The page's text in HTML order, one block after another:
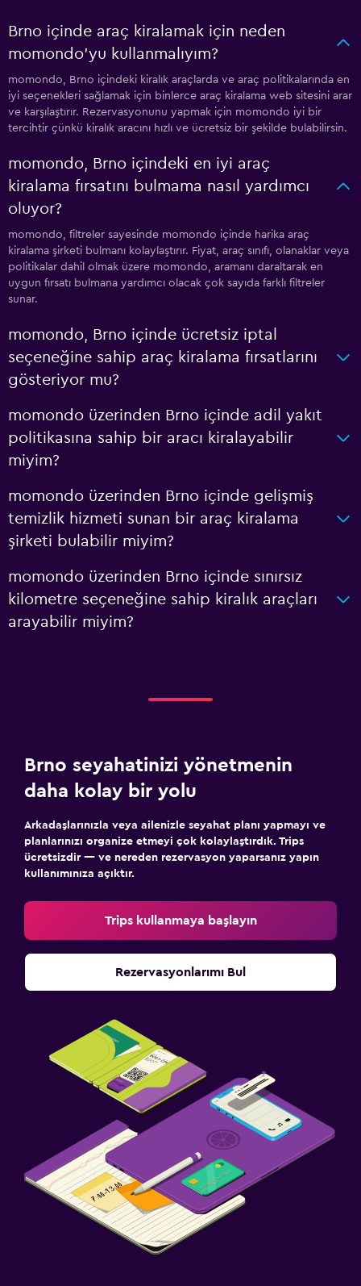
Brno içinde araç kiralamak için neden
momondo'yu kullanmalıyım?
momondo, Brno içindeki kiralık araçlarda ve araç politikalarında en
iyi seçenekleri sağlamak için binlerce araç kiralama web sitesini arar
ve karşılaştırır. Rezervasyonunu yapmak için momondo iyi bir
tercihtir çünkü kiralık aracını hızlı ve ücretsiz bir şekilde bulabilirsin.
momondo, Brno içindeki en iyi araç
kiralama fırsatını bulmama nasıl yardımcı
oluyor?
momondo, filtreler sayesinde momondo içinde harika araç
kiralama şirketi bulmanı kolaylaştırır. Fiyat, araç sınıfı, olanaklar veya
politikalar dahil olmak üzere momondo, aramanı daraltarak en
uygun fırsatı bulmana yardımcı olacak çok sayıda farklı filtreler
sunar.
momondo, Brno içinde ücretsiz iptal
seçeneğine sahip araç kiralama fırsatlarını
gösteriyor mu?
momondo üzerinden Brno içinde adil yakıt
politikasına sahip bir aracı kiralayabilir
miyim?
momondo üzerinden Brno içinde gelişmiş
temizlik hizmeti sunan bir araç kiralama
şirketi bulabilir miyim?
momondo üzerinden Brno içinde sınırsız
kilometre seçeneğine sahip kiralık araçları
arayabilir miyim?
Brno seyahatinizi yönetmenin
daha kolay bir yolu
Arkadaşlarınızla veya ailenizle seyahat planı yapmayı ve
planlarınızı organize etmeyi çok kolaylaştırdık. Trips
ücretsizdir — ve nereden rezervasyon yaparsanız yapın
kullanımınıza açıktır.
Trips kullanmaya başlayın
Rezervasyonlarımı Bul